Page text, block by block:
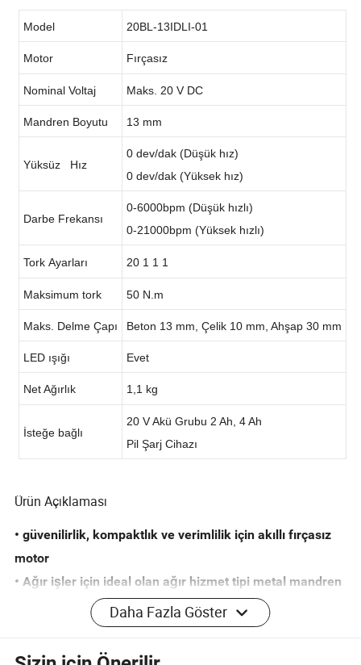
Model 20BL-13IDLI-01
Motor Fırçasız
Nominal Voltaj Maks. 20 V DC
Mandren Boyutu 13 mm
Yüksüz Hız
0 dev/dak (Düşük hız)
0 dev/dak (Yüksek hız)
Darbe Frekansı
0-6000bpm (Düşük hızlı)
0-21000bpm (Yüksek hızlı)
Tork Ayarları 20 1 1 1
Maksimum tork 50 N.m
Maks. Delme Çapı Beton 13 mm, Çelik 10 mm, Ahşap 30 mm
LED ışığı Evet
Net Ağırlık 1,1 kg
İsteğe bağlı
20 V Akü Grubu 2 Ah, 4 Ah
Pil Şarj Cihazı
Ürün Açıklaması
• güvenilirlik, kompaktlık ve verimlilik için akıllı fırçasız
motor
• Ağır işler için ideal olan ağır hizmet tipi metal mandren
• 20 V maksimum akü sistemi, en yüksek profesyonel
araçlar
Daha Fazla Göster